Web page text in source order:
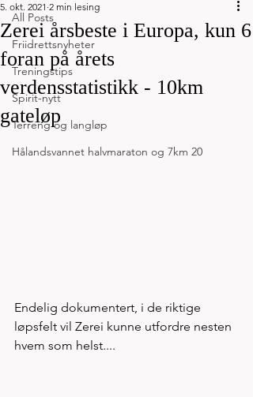
All Posts
Friidrettsnyheter
Treningstips
Spirit-nytt
Terreng og langløp
Hålandsvannet halvmaraton og 7km 20
Zerei årsbeste i Europa, kun 6
foran på årets
verdensstatistikk - 10km
gateløp
5. okt. 2021 2 min lesing
Endelig dokumentert, i de riktige
løpsfelt vil Zerei kunne utfordre nesten
hvem som helst....